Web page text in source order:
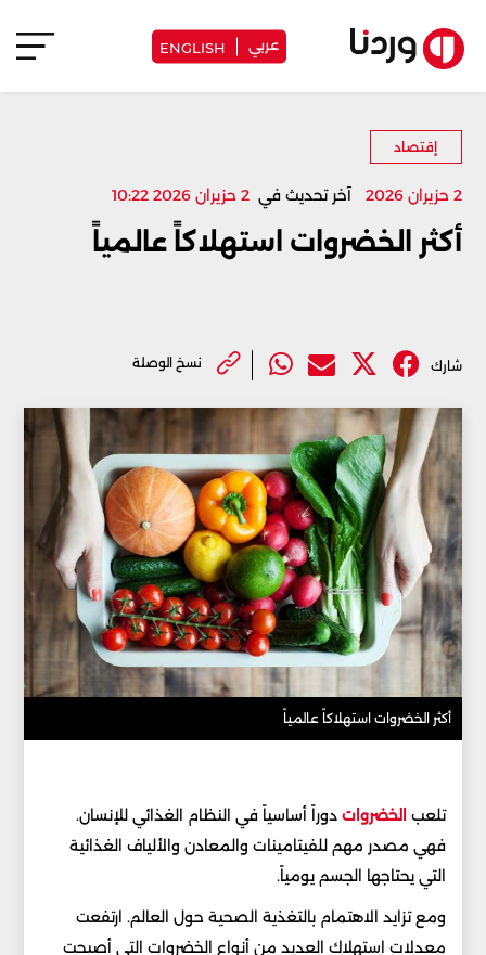
عربي ENGLISH
إقتصاد
2 حزيران 2026 آخر تحديث في 2 حزيران 2026 10:22
أكثر الخضروات استهلاكاً عالمياً
شارك نسخ الوصلة
أكثر الخضروات استهلاكاً عالمياً
تلعب الخضرواتدوراً أساسياً في النظام الغذائي للإنسان.
فهي مصدر مهم للفيتامينات والمعادن والألياف الغذائية
التي يحتاجها الجسم يومياً.
ومع تزايد الاهتمام بالتغذية الصحية حول العالم. ارتفعت
معدلات استهلاك العديد من أنواع الخضروات التي أصبحت